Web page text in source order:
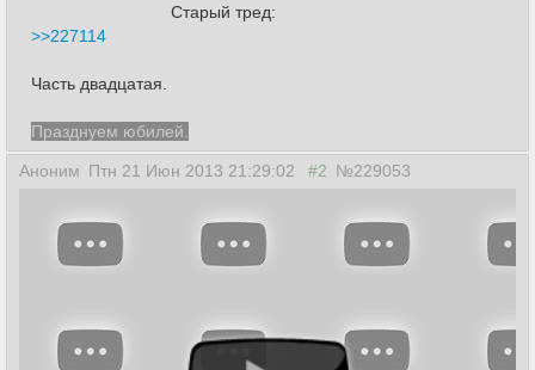
Старый тред:
>>227114
Часть двадцатая.
Празднуем юбилей.
Аноним Птн 21 Июн 2013 21:29:02 #2 №229053